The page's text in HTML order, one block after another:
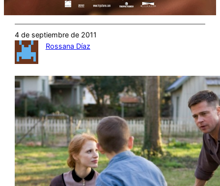
4 de septiembre de 2011
Rossana Díaz